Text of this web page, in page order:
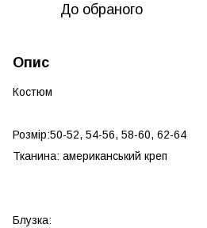
До обраного
Опис
Костюм
Розмір:50-52, 54-56, 58-60, 62-64
Тканина: американський креп
Блузка: